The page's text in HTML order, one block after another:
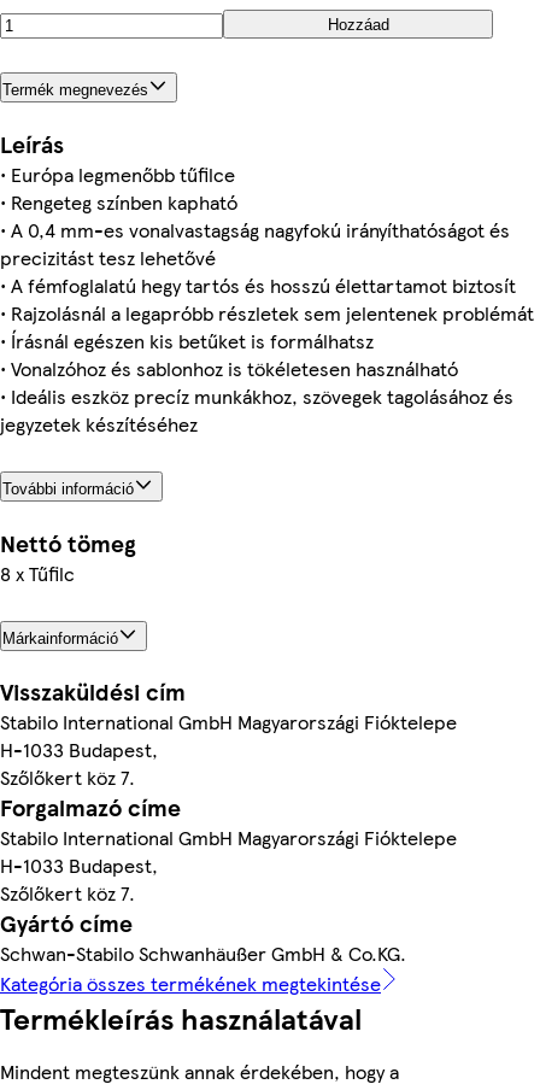
Hozzáad
Termék megnevezés
Leírás
• Európa legmenőbb tűfilce
• Rengeteg színben kapható
• A 0,4 mm-es vonalvastagság nagyfokú irányíthatóságot és
precizitást tesz lehetővé
• A fémfoglalatú hegy tartós és hosszú élettartamot biztosít
• Rajzolásnál a legapróbb részletek sem jelentenek problémát
• Írásnál egészen kis betűket is formálhatsz
• Vonalzóhoz és sablonhoz is tökéletesen használható
• Ideális eszköz precíz munkákhoz, szövegek tagolásához és
jegyzetek készítéséhez
További információ
Nettó tömeg
8 x Tűfilc
Márkainformáció
Visszaküldési cím
Stabilo International GmbH Magyarországi Fióktelepe
H-1033 Budapest,
Szőlőkert köz 7.
Forgalmazó címe
Stabilo International GmbH Magyarországi Fióktelepe
H-1033 Budapest,
Szőlőkert köz 7.
Gyártó címe
Schwan-Stabilo Schwanhäußer GmbH & Co.KG.
Kategória összes termékének megtekintése
Termékleírás használatával
Mindent megteszünk annak érdekében, hogy a